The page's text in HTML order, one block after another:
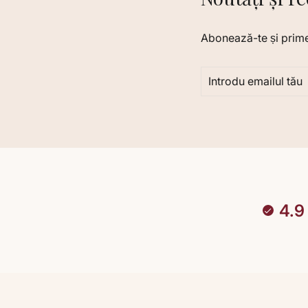
Abonează-te și
INTRODU
ABONARE
4.9